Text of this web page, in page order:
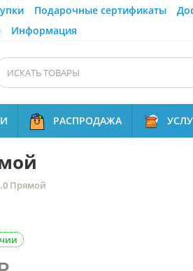
Подарочные сертификаты
Информация
РАСПРОДАЖА
Прямой